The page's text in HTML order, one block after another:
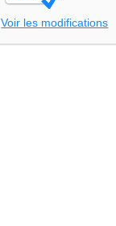
Voir les modifications